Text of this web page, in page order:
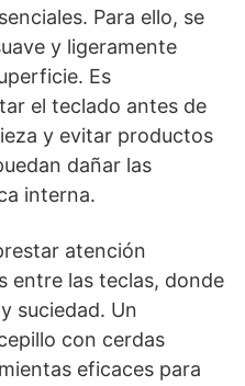
Para ello, se
y ligeramente
Es
el teclado antes de
y evitar productos
dañar las
interna.
atención
entre las teclas, donde
suciedad. Un
con cerdas
eficaces para